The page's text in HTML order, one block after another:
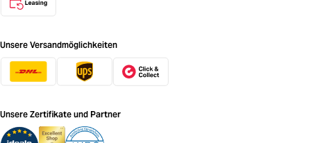
Unsere Versandmöglichkeiten
Unsere Zertifikate und Partner